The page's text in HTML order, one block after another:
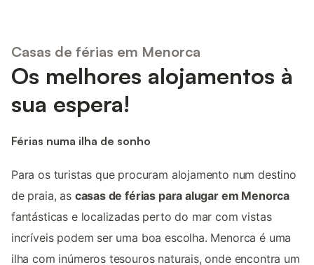
Casas de férias em Menorca
Os melhores alojamentos à
sua espera!
Férias numa ilha de sonho
Para os turistas que procuram alojamento num destino
de praia, as casas de férias para alugar em Menorca
fantásticas e localizadas perto do mar com vistas
incríveis podem ser uma boa escolha. Menorca é uma
ilha com inúmeros tesouros naturais, onde encontra um